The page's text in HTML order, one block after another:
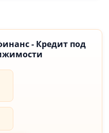
- Кредит под